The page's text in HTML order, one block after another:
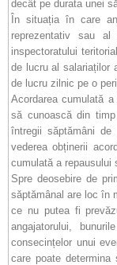
decât pe durata unei
În situația în care
reprezentativ sau al
inspectoratului
de lucru al salariaților
de lucru zilnic pe o
Acordarea cumulată a
să cunoască din
întregii săptămâni
vederea obținerii
cumulată a repausului
Spre deosebire de
săptămânal are loc în
ce nu putea fi
angajatorului,
consecințelor unui
care poate determina